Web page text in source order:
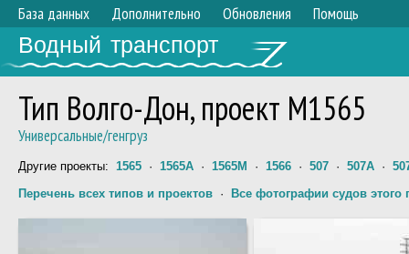
База данных Дополнительно Обновления Помощь
Водный транспорт
Тип Волго-Дон, проект М1565
Универсальные/генгруз
Другие проекты: 1565 · 1565А · 1565М · 1566 · 507 · 507А ·
Перечень всех типов и проектов · Все фотографии судов этого